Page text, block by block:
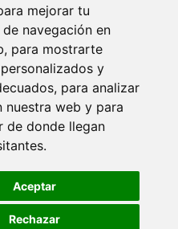
mejorar tu
navegación en
para mostrarte
y
para analizar
nuestra web y para
de donde llegan
Aceptar
Rechazar
preferences